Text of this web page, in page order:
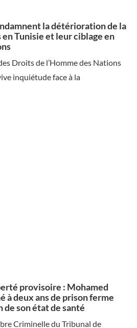
la détérioration de la
Tunisie et leur ciblage en
Droits de l’Homme des Nations
inquiétude face à la
provisoire : Mohamed
à deux ans de prison ferme
de son état de santé
Criminelle du Tribunal de